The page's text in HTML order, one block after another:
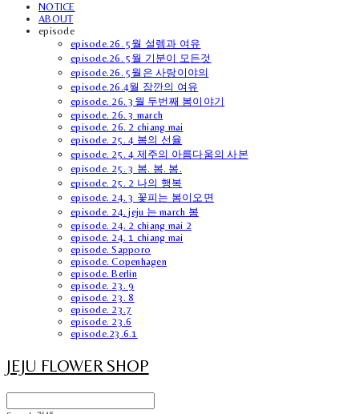
NOTICE
ABOUT
episode
episode.26. 5월 설렘과 여유
episode.26. 5월 기분이 모든것
episode.26. 5월은 사랑이야의
episode.26.4월 잠깐의 여유
episode. 26. 3월 두번째 봄이야기
episode. 26. 3 march
episode. 26. 2 chiang mai
episode. 25. 4 봄의 선율
episode. 25. 4 제주의 아름다움의 사본
episode. 25. 3 봄. 봄. 봄.
episode. 25. 2 나의 행복
episode. 24. 3 꽃피는 봄이오면
episode. 24. jeju 는 march 봄
episode. 24. 2 chiang mai 2
episode. 24. 1 chiang mai
episode. Sapporo
episode. Copenhagen
episode. Berlin
episode. 23. 9
episode. 23. 8
episode. 23.7
episode. 23.6
episode.23.6.1
JEJU FLOWER SHOP